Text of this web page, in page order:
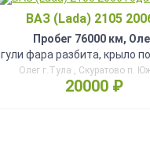
ВАЗ (Lada) 2105
Пробег 76000 км,
фара разбита, крыло
Олег г.Тула , Скуратово п.
20000 ₽